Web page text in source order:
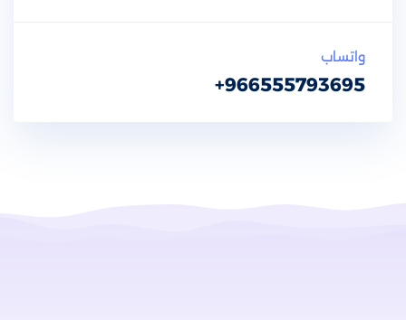
واتساب
966555793695+